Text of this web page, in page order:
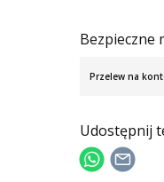
Bezpieczne
Przelew na
Udostępnij